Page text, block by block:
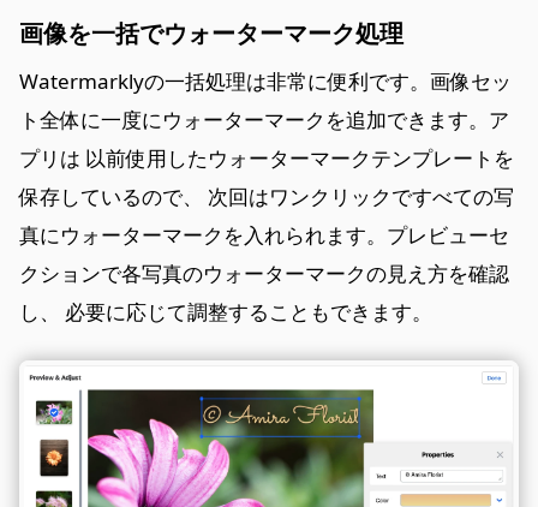
画像を一括でウォーターマーク処理
Watermarklyの一括処理は非常に便利です。画像セッ
ト全体に一度にウォーターマークを追加できます。ア
プリは 以前使用したウォーターマークテンプレートを
保存しているので、 次回はワンクリックですべての写
真にウォーターマークを入れられます。プレビューセ
クションで各写真のウォーターマークの見え方を確認
し、 必要に応じて調整することもできます。